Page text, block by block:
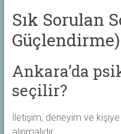
Sık Sorulan
Güçlendirme)
Ankara’da
seçilir?
İletişim, deneyim ve